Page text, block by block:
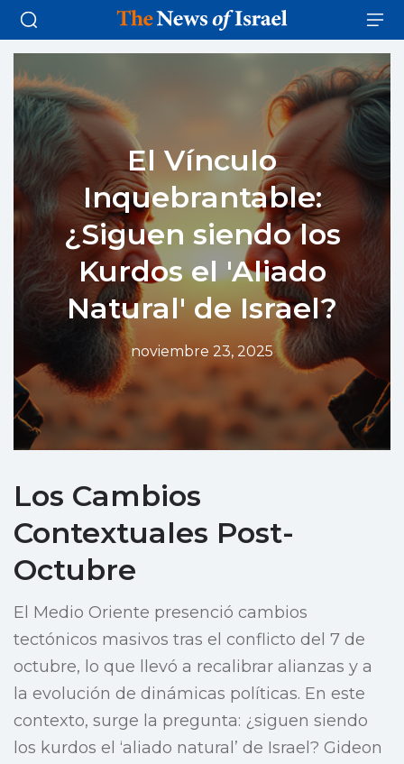
El Vínculo
Inquebrantable:
¿Siguen siendo los
Kurdos el 'Aliado
Natural' de Israel?
noviembre 23, 2025
Los Cambios
Contextuales Post-
Octubre
El Medio Oriente presenció cambios
tectónicos masivos tras el conflicto del 7 de
octubre, lo que llevó a recalibrar alianzas y a
la evolución de dinámicas políticas. En este
contexto, surge la pregunta: ¿siguen siendo
los kurdos el ‘aliado natural’ de Israel? Gideon